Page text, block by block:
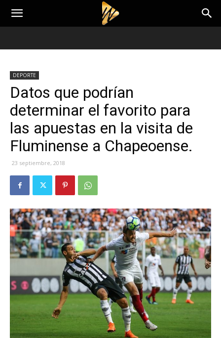
DEPORTE
Datos que podrían
determinar el favorito para
las apuestas en la visita de
Fluminense a Chapeoense.
23 septiembre, 2018